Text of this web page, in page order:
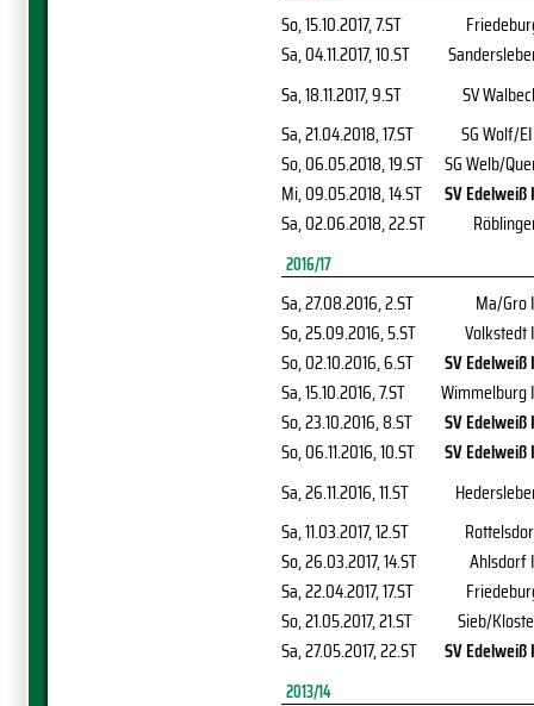
So, 15.10.2017, 7.ST
Sa, 04.11.2017, 10.ST
Sa, 18.11.2017, 9.ST
SV
Sa, 21.04.2018, 17.ST
SG Wolf/
So, 06.05.2018, 19.ST
SG Welb/
Mi, 09.05.2018, 14.ST
SV Edelweiß
Sa, 02.06.2018, 22.ST
2016/17
Sa, 27.08.2016, 2.ST
Ma/Gro
So, 25.09.2016, 5.ST
Volkstedt
So, 02.10.2016, 6.ST
SV Edelweiß
Sa, 15.10.2016, 7.ST
Wimmelburg
So, 23.10.2016, 8.ST
SV Edelweiß
So, 06.11.2016, 10.ST
SV Edelweiß
Sa, 26.11.2016, 11.ST
Sa, 11.03.2017, 12.ST
So, 26.03.2017, 14.ST
Ahlsdorf
Sa, 22.04.2017, 17.ST
So, 21.05.2017, 21.ST
Sieb/
Sa, 27.05.2017, 22.ST SV Edelweiß
2013/14